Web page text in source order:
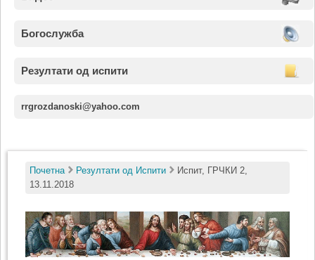
Богослужба
Резултати од испити
rrgrozdanoski@yahoo.com
Почетна Резултати од Испити
Испит, ГРЧКИ 2,
13.11.2018